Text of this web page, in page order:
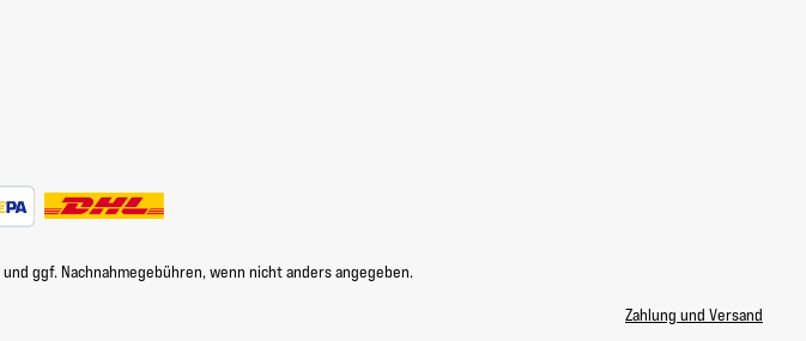
und ggf. Nachnahmegebühren, wenn nicht anders angegeben.
Zahlung und Versand